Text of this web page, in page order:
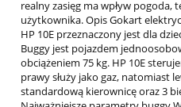
realny zasięg ma wpływ pogoda,
użytkownika. Opis Gokart
HP 10E przeznaczony jest dla
Buggy jest pojazdem
obciążeniem 75 kg. HP 10E
prawy służy jako gaz, natomiast
standardową kierownicę oraz 3